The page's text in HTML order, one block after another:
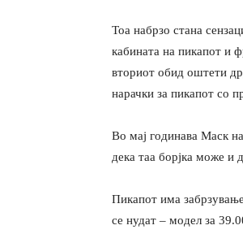
Тоа набрзо стана
кабината на пикапот и
вториот обид оштети
нарачки за пикапот со
Во мај годинава Маск
дека таа борјка може и
Пикапот има
се нудат – модел за